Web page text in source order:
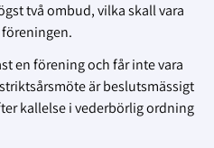
två ombud, vilka skall vara
en förening och får inte vara
är beslutsmässigt
kallelse i vederbörlig ordning